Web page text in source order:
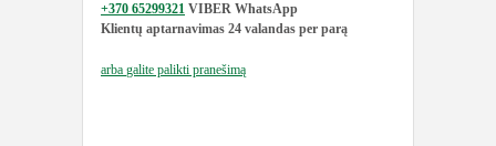
+370 65299321 VIBER WhatsApp
Klientų aptarnavimas 24 valandas per parą
arba galite palikti pranešimą